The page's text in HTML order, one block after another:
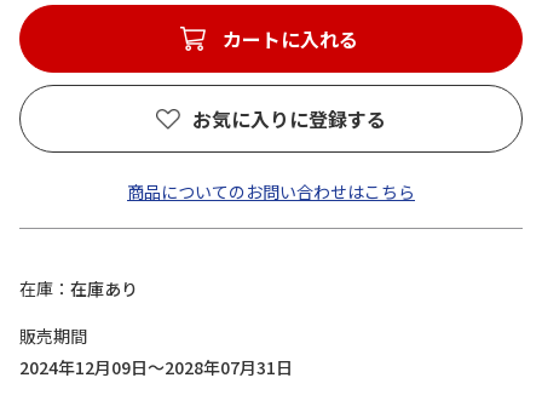
カートに入れる
お気に入りに登録する
商品についてのお問い合わせはこちら
在庫
在庫あり
販売期間
2024年12月09日～2028年07月31日